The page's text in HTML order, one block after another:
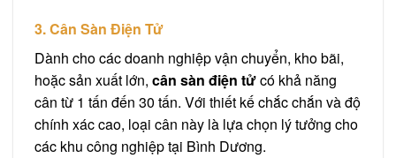
3. Cân Sàn Điện Tử
Dành cho các doanh nghiệp vận chuyển, kho bãi,
hoặc sản xuất lớn, cân sàn điện tửcó khả năng
cân từ 1 tấn đến 30 tấn. Với thiết kế chắc chắn và độ
chính xác cao, loại cân này là lựa chọn lý tưởng cho
các khu công nghiệp tại Bình Dương.